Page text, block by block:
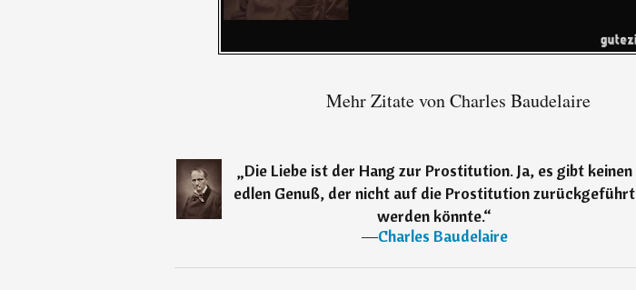
Mehr Zitate von Charles Baudelaire
„Die Liebe ist der Hang zur Prostitution. Ja, es gibt keinen
edlen Genuß, der nicht auf die Prostitution zurückgeführt
werden könnte.“
―Charles Baudelaire